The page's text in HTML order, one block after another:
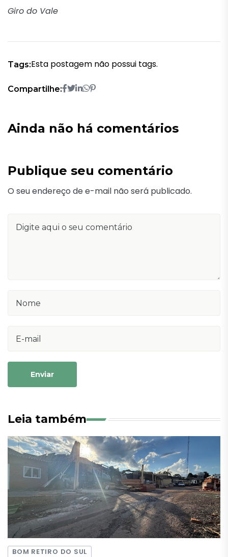
Giro do Vale
Tags:Esta postagem não possui tags.
Compartilhe:
Ainda não há comentários
Publique seu comentário
O seu endereço de e-mail não será publicado.
Enviar
Leia também
BOM RETIRO DO SUL